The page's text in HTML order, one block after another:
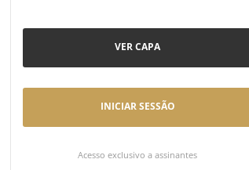
VER CAPA
INICIAR SESSÃO
Acesso exclusivo a assinantes